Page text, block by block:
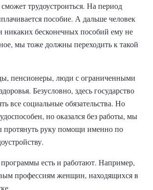
трудоустроиться. На период
пособие. А дальше человек
никаких бесконечных пособий ему не
мы тоже должны переходить к такой
пенсионеры, люди с ограниченными
Безусловно, здесь государство
все социальные обязательства. Но
но оказался без работы, мы
протянуть руку помощи именно по
есть и работают. Например,
профессиям женщин, находящихся в